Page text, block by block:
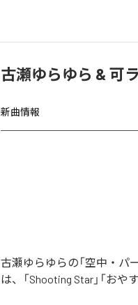
古瀬ゆらゆら & 可
新曲情報
古瀬ゆらゆらの「空中・パ
は、「Shooting Star」「お